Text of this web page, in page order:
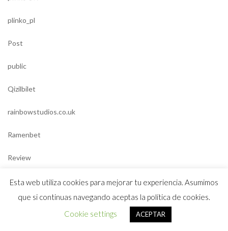
plinko_pl
Post
public
Qizilbilet
rainbowstudios.co.uk
Ramenbet
Review
Reviewe
reviewer
Esta web utiliza cookies para mejorar tu experiencia. Asumimos
que si continuas navegando aceptas la política de cookies.
Cookie settings
ACEPTAR